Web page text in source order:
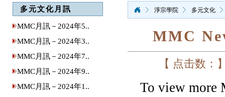
多元文化月訊
MMC月訊－2024年5..
MMC月訊－2024年3..
MMC月訊－2024年7..
MMC月訊－2024年9..
MMC月訊－2024年1..
淨宗學院 多元文化
MMC
【 点击数：
To view more